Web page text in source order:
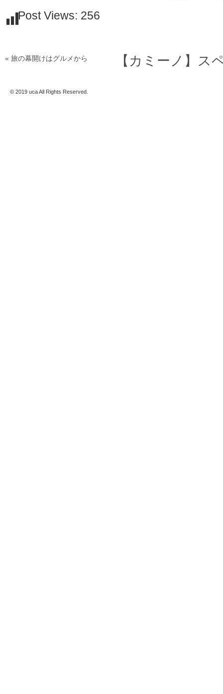
Post Views: 256
« 旅の幕開けはグルメから 【カミーノ】ス
© 2019 uca All Rights Reserved.